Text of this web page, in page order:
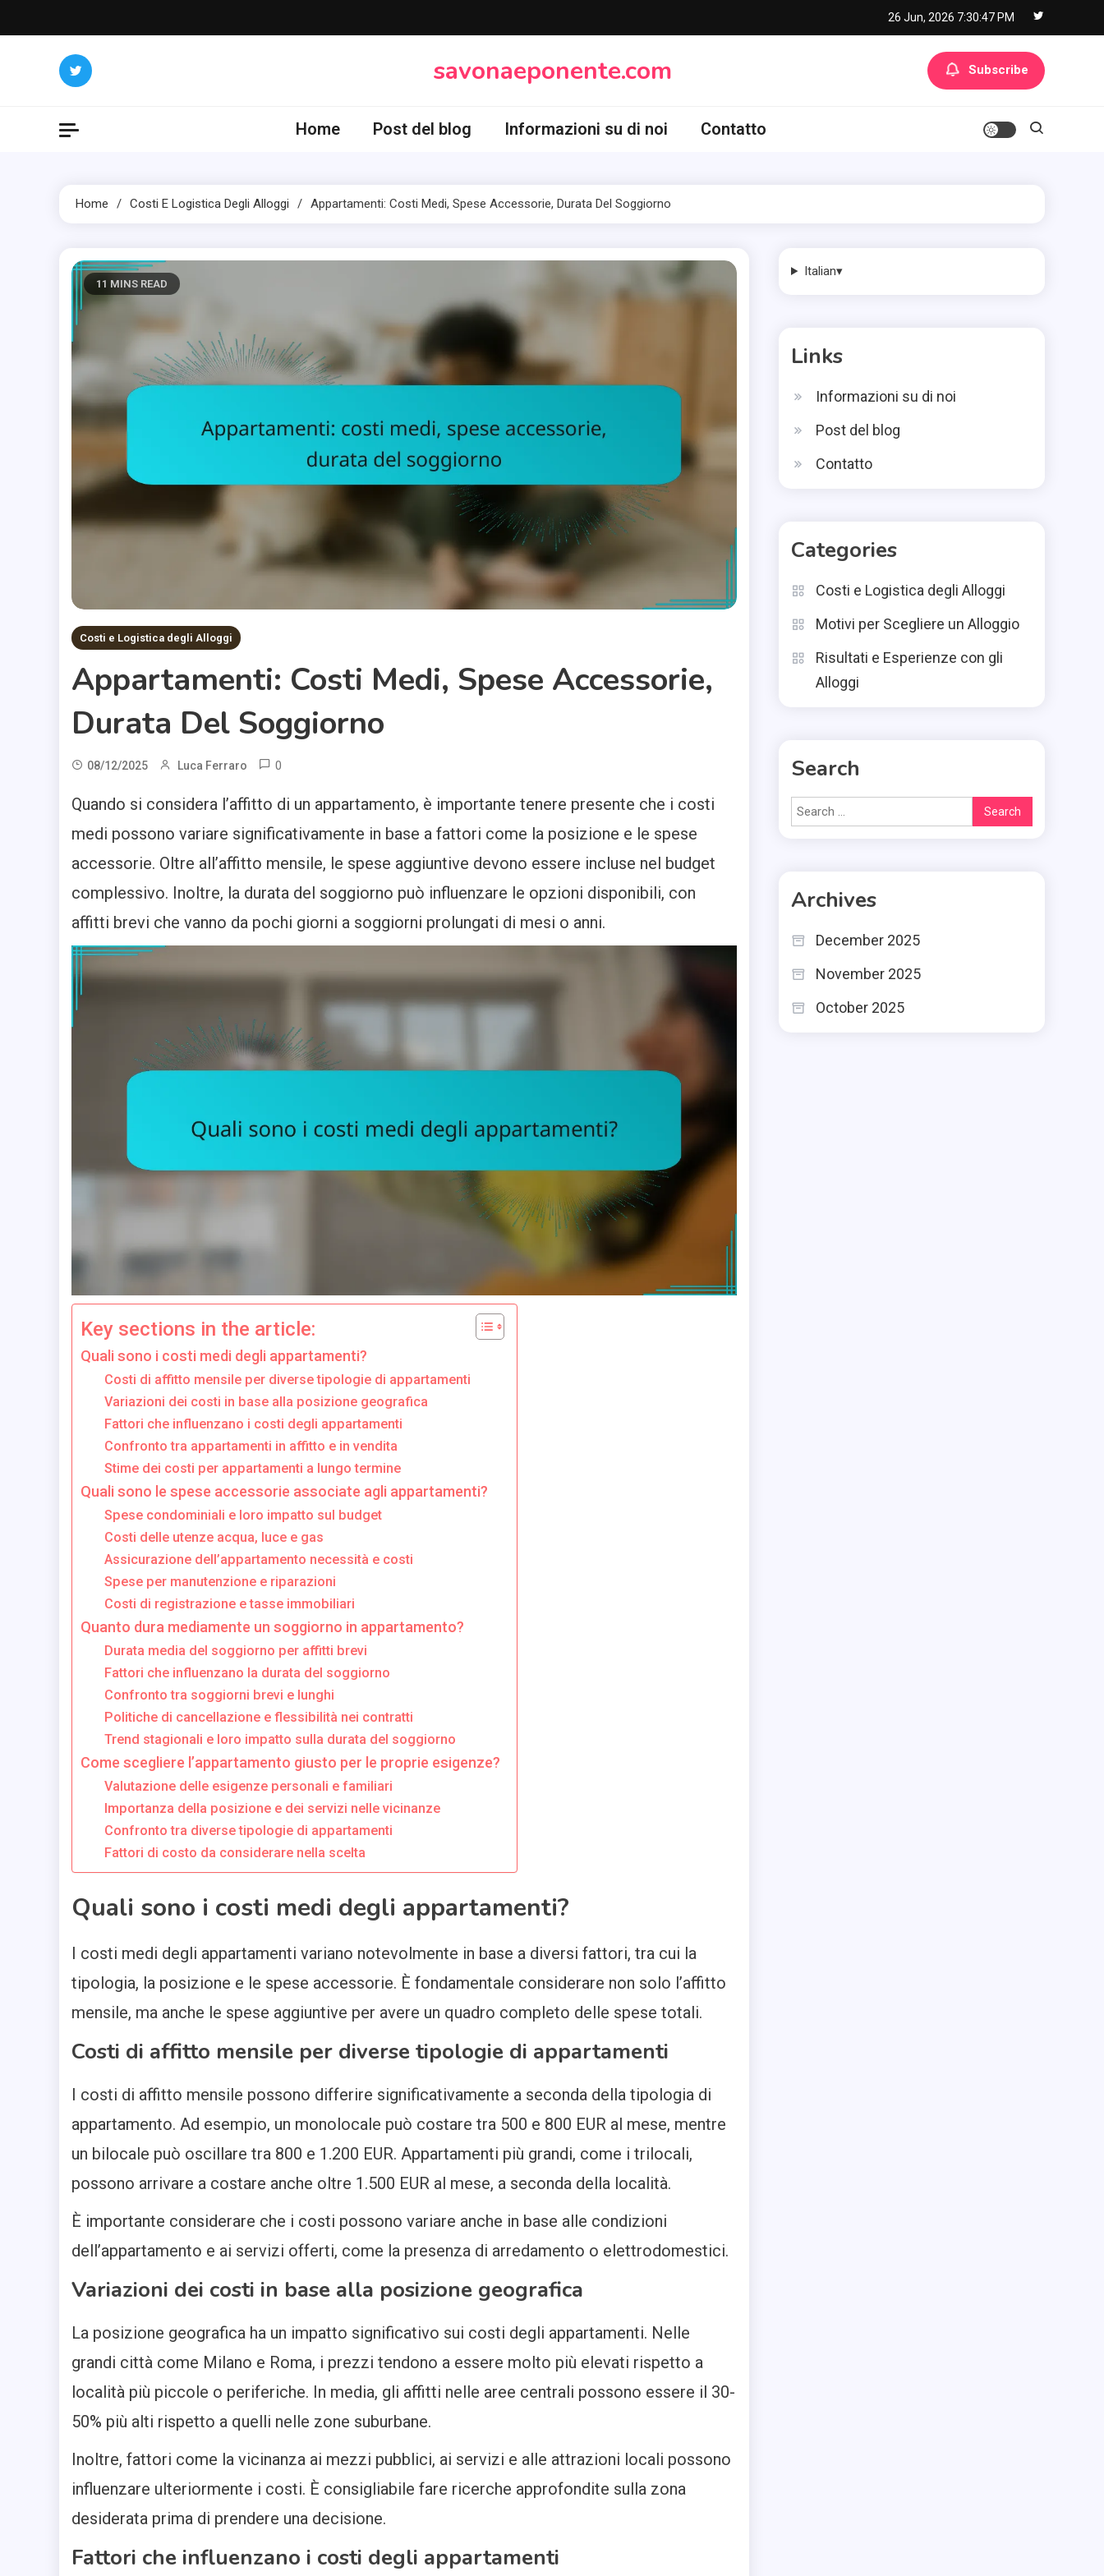
to
26 Jun, 2026 7:30:48 PM
savonaeponente.com Subscribe
Home Post del blog Informazioni su di noi Contatto
Home Costi E Logistica Degli Alloggi Appartamenti: Costi Medi, Spese Accessorie, Durata Del Soggiorno
11 MINS READ
Costi e Logistica degli Alloggi
Appartamenti: Costi Medi, Spese Accessorie,
Durata Del Soggiorno
08/12/2025 Luca Ferraro 0
Quando si considera l’affitto di un appartamento, è importante tenere presente che i costi
medi possono variare significativamente in base a fattori come la posizione e le spese
accessorie. Oltre all’affitto mensile, le spese aggiuntive devono essere incluse nel budget
complessivo. Inoltre, la durata del soggiorno può influenzare le opzioni disponibili, con
affitti brevi che vanno da pochi giorni a soggiorni prolungati di mesi o anni.
Key sections in the article:
Quali sono i costi medi degli appartamenti?
Costi di affitto mensile per diverse tipologie di appartamenti
Variazioni dei costi in base alla posizione geografica
Fattori che influenzano i costi degli appartamenti
Confronto tra appartamenti in affitto e in vendita
Stime dei costi per appartamenti a lungo termine
Quali sono le spese accessorie associate agli appartamenti?
Spese condominiali e loro impatto sul budget
Costi delle utenze acqua, luce e gas
Assicurazione dell’appartamento necessità e costi
Spese per manutenzione e riparazioni
Costi di registrazione e tasse immobiliari
Quanto dura mediamente un soggiorno in appartamento?
Durata media del soggiorno per affitti brevi
Fattori che influenzano la durata del soggiorno
Confronto tra soggiorni brevi e lunghi
Politiche di cancellazione e flessibilità nei contratti
Trend stagionali e loro impatto sulla durata del soggiorno
Come scegliere l’appartamento giusto per le proprie esigenze?
Valutazione delle esigenze personali e familiari
Importanza della posizione e dei servizi nelle vicinanze
Confronto tra diverse tipologie di appartamenti
Fattori di costo da considerare nella scelta
Quali sono i costi medi degli appartamenti?
I costi medi degli appartamenti variano notevolmente in base a diversi fattori, tra cui la
tipologia, la posizione e le spese accessorie. È fondamentale considerare non solo l’affitto
mensile, ma anche le spese aggiuntive per avere un quadro completo delle spese totali.
Costi di affitto mensile per diverse tipologie di appartamenti
I costi di affitto mensile possono differire significativamente a seconda della tipologia di
appartamento. Ad esempio, un monolocale può costare tra 500 e 800 EUR al mese, mentre
un bilocale può oscillare tra 800 e 1.200 EUR. Appartamenti più grandi, come i trilocali,
possono arrivare a costare anche oltre 1.500 EUR al mese, a seconda della località.
È importante considerare che i costi possono variare anche in base alle condizioni
dell’appartamento e ai servizi offerti, come la presenza di arredamento o elettrodomestici.
Variazioni dei costi in base alla posizione geografica
La posizione geografica ha un impatto significativo sui costi degli appartamenti. Nelle
grandi città come Milano e Roma, i prezzi tendono a essere molto più elevati rispetto a
località più piccole o periferiche. In media, gli affitti nelle aree centrali possono essere il 30-
50% più alti rispetto a quelli nelle zone suburbane.
Inoltre, fattori come la vicinanza ai mezzi pubblici, ai servizi e alle attrazioni locali possono
influenzare ulteriormente i costi. È consigliabile fare ricerche approfondite sulla zona
desiderata prima di prendere una decisione.
Fattori che influenzano i costi degli appartamenti
Italian▾
Links
Informazioni su di noi
Post del blog
Contatto
Categories
Costi e Logistica degli Alloggi
Motivi per Scegliere un Alloggio
Risultati e Esperienze con gli
Alloggi
Search
Search
for:
Archives
December 2025
November 2025
October 2025